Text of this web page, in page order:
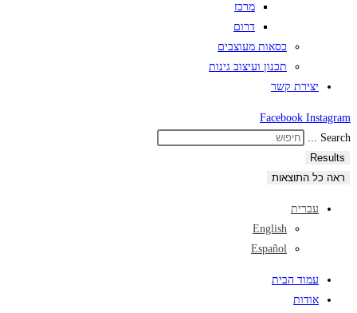
מרכז
דרום
כסאות מעוצבים
תכנון ועיצוב גינות
יצירת קשר
Facebook Instagram
Search ...
Results
ראה כל התוצאות
עברית
English
Español
עמוד הבית
אודות